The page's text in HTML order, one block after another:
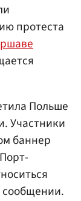
протеста
Польше
Участники
баннер
сообщении.